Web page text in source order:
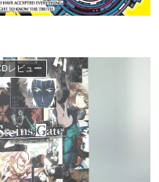
レビュー